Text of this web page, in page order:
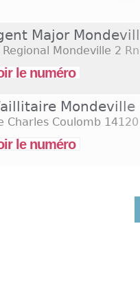
Major
Regional Mondeville 2
le numéro
Mondeville
Charles Coulomb 14120
le numéro